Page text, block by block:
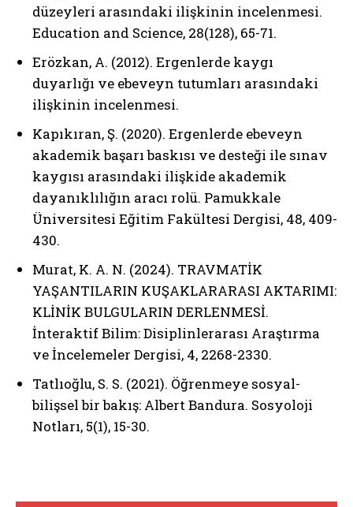
düzeyleri arasındaki ilişkinin incelenmesi.
Education and Science, 28(128), 65-71.
Erözkan, A. (2012). Ergenlerde kaygı
duyarlığı ve ebeveyn tutumları arasındaki
ilişkinin incelenmesi.
Kapıkıran, Ş. (2020). Ergenlerde ebeveyn
akademik başarı baskısı ve desteği ile sınav
kaygısı arasındaki ilişkide akademik
dayanıklılığın aracı rolü. Pamukkale
Üniversitesi Eğitim Fakültesi Dergisi, 48, 409-
430.
Murat, K. A. N. (2024). TRAVMATİK
YAŞANTILARIN KUŞAKLARARASI AKTARIMI:
KLİNİK BULGULARIN DERLENMESİ.
İnteraktif Bilim: Disiplinlerarası Araştırma
ve İncelemeler Dergisi, 4, 2268-2330.
Tatlıoğlu, S. S. (2021). Öğrenmeye sosyal-
bilişsel bir bakış: Albert Bandura. Sosyoloji
Notları, 5(1), 15-30.